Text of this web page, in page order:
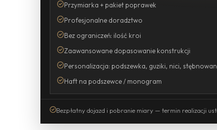
Przymiarka + pakiet poprawek
Profesjonalne doradztwo
Bez ograniczeń: ilość kroi
Zaawansowane dopasowanie konstrukcji
Personalizacja: podszewka, guziki, nici,
Haft na podszewce / monogram
Bezpłatny dojazd i pobranie miary — termin realizacji